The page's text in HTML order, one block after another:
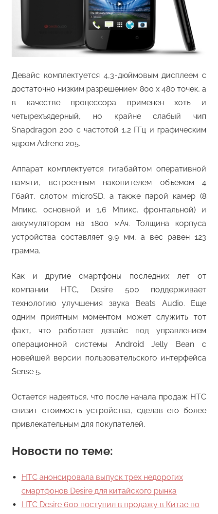
Девайс комплектуется 4,3-дюймовым дисплеем с
достаточно низким разрешением 800 x 480 точек, а
в качестве процессора применен хоть и
четырехъядерный, но крайне слабый чип
Snapdragon 200 с частотой 1,2 ГГц и графическим
ядром Adreno 205.
Аппарат комплектуется гигабайтом оперативной
памяти, встроенным накопителем объемом 4
Гбайт, слотом microSD, а также парой камер (8
Мпикс. основной и 1,6 Мпикс. фронтальной) и
аккумулятором на 1800 мАч. Толщина корпуса
устройства составляет 9,9 мм, а вес равен 123
грамма.
Как и другие смартфоны последних лет от
компании HTC, Desire 500 поддерживает
технологию улучшения звука Beats Audio. Еще
одним приятным моментом может служить тот
факт, что работает девайс под управлением
операционной системы Android Jelly Bean с
новейшей версии пользовательского интерфейса
Sense 5.
Остается надеяться, что после начала продаж HTC
снизит стоимость устройства, сделав его более
привлекательным для покупателей.
Новости по теме:
HTC анонсировала выпуск трех недорогих
смартфонов Desire для китайского рынка
HTC Desire 600 поступил в продажу в Китае по